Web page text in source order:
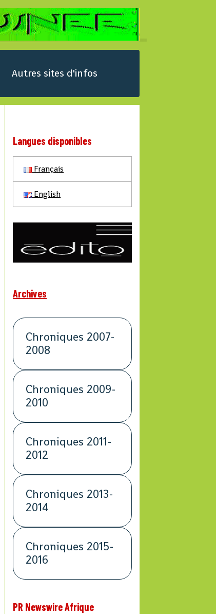
Autres sites d'infos
Langues disponibles
Français
English
Archives
Chroniques 2007-
2008
Chroniques 2009-
2010
Chroniques 2011-
2012
Chroniques 2013-
2014
Chroniques 2015-
2016
PR Newswire Afrique